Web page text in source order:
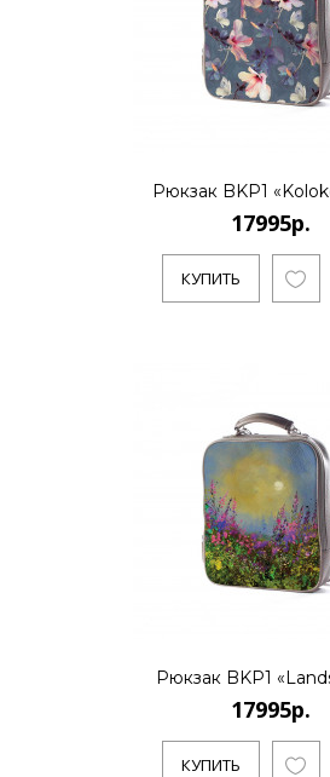
17995р.
КУПИТЬ
КУПИТЬ
Рюкзак BKP1
17995р.
КУПИТЬ
Рюкзак BKP1
17995р.
КУПИТЬ